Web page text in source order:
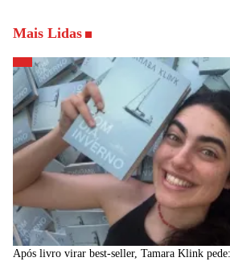
Mais Lidas
Após livro virar best-seller, Tamara Klink